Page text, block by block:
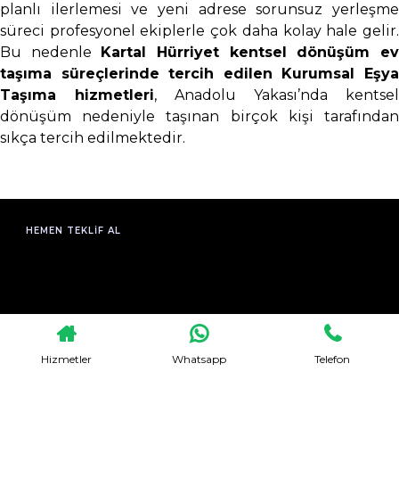
planlı ilerlemesi ve yeni adrese sorunsuz yerleşme
süreci profesyonel ekiplerle çok daha kolay hale gelir.
Bu nedenle
Kartal Hürriyet kentsel dönüşüm ev
taşıma süreçlerinde tercih edilen Kurumsal Eşya
Taşıma hizmetleri, Anadolu Yakası’nda kentsel
dönüşüm nedeniyle taşınan birçok kişi tarafından
sıkça tercih edilmektedir.
HEMEN TEKLIF AL
Hizmetler Whatsapp Telefon